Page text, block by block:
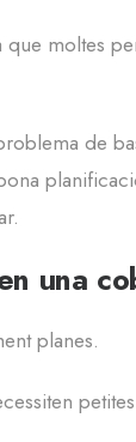
que moltes
de
una
planes.